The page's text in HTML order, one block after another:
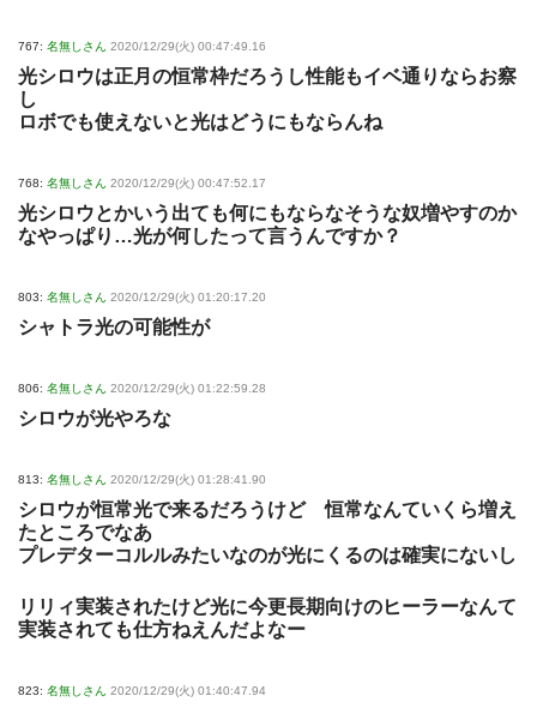
767: 名無しさん 2020/12/29(火) 00:47:49.16
光シロウは正月の恒常枠だろうし性能もイベ通りならお察
し
ロボでも使えないと光はどうにもならんね
768: 名無しさん 2020/12/29(火) 00:47:52.17
光シロウとかいう出ても何にもならなそうな奴増やすのか
なやっぱり…光が何したって言うんですか？
803: 名無しさん 2020/12/29(火) 01:20:17.20
シャトラ光の可能性が
806: 名無しさん 2020/12/29(火) 01:22:59.28
シロウが光やろな
813: 名無しさん 2020/12/29(火) 01:28:41.90
シロウが恒常光で来るだろうけど 恒常なんていくら増え
たところでなあ
プレデターコルルみたいなのが光にくるのは確実にないし
リリィ実装されたけど光に今更長期向けのヒーラーなんて
実装されても仕方ねえんだよなー
823: 名無しさん 2020/12/29(火) 01:40:47.94